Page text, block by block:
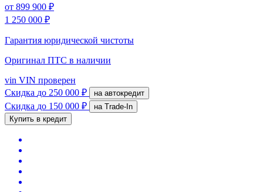
от 899 900 ₽
1 250 000 ₽
Гарантия юридической чистоты
Оригинал ПТС в наличии
vin VIN проверен
Скидка до 250 000 ₽ на автокредит
Скидка до 150 000 ₽
на Trade-In
Купить в кредит